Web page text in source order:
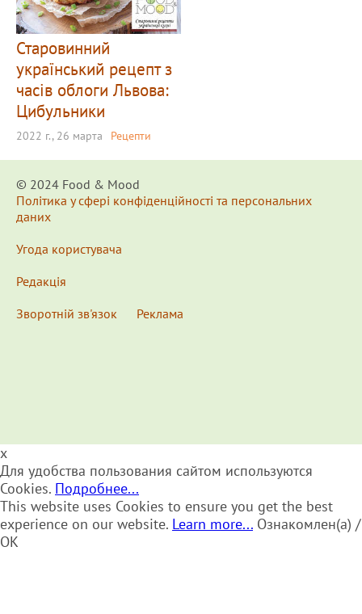
Старовинний
український рецепт з
часів облоги Львова:
Цибульники
2022 г., 26 марта Рецепти
© 2024 Food & Мood
Політика у сфері конфіденційності та персональних
даних
Угода користувача
Редакція
Зворотній зв'язок
Реклама
x
Для удобства пользования сайтом используются
Cookies. Подробнее...
This website uses Cookies to ensure you get the best
experience on our website. Learn more... Ознакомлен(а) /
OK